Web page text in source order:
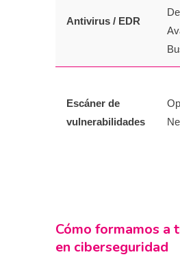
Antivirus / EDR
Escáner de
vulnerabilidades
Cómo formamos a
en ciberseguridad